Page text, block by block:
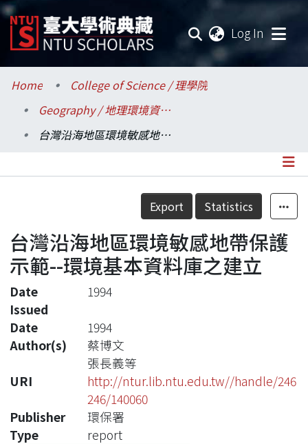
Log In
Communities & Collections
Research Outputs
Statistics
Home
College of Science / 理學院
Geography / 地理環境資源學系
台灣沿海地區環境敏感地帶保護示範--環境基本資料庫之建立
Details
Export Statistics
台灣沿海地區環境敏感地帶保護
示範--環境基本資料庫之建立
Date
Issued
1994
Date
1994
Author(s)
蔡博文
張長義等
URI
http://ntur.lib.ntu.edu.tw//handle/246
246/140060
Publisher
環保署
Type
report